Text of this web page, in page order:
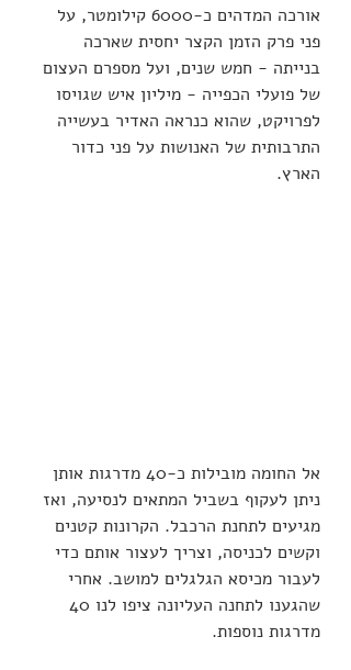
אורכה המדהים כ-6000 קילומטר, על
פני פרק הזמן הקצר יחסית שארכה
בנייתה - חמש שנים, ועל מספרם העצום
של פועלי הכפייה - מיליון איש שגויסו
לפרויקט, שהוא כנראה האדיר בעשייה
התרבותית של האנושות על פני כדור
הארץ.
אל החומה מובילות כ-40 מדרגות אותן
ניתן לעקוף בשביל המתאים לנסיעה, ואז
מגיעים לתחנת הרכבל. הקרונות קטנים
וקשים לכניסה, וצריך לעצור אותם כדי
לעבור מכיסא הגלגלים למושב. אחרי
מדרגות נוספות.